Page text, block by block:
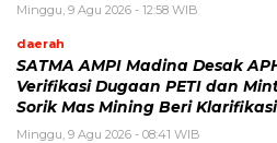
Minggu, 9 Agu 2026 - 12:58 WIB
daerah
SATMA AMPI Madina Desak
Verifikasi Dugaan PETI dan
Sorik Mas Mining Beri Klarifikasi
Minggu, 9 Agu 2026 - 08:41 WIB